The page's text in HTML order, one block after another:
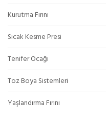
Kurutma Fırını
Sıcak Kesme Presi
Tenifer Ocağı
Toz Boya Sistemleri
Yaşlandırma Fırını